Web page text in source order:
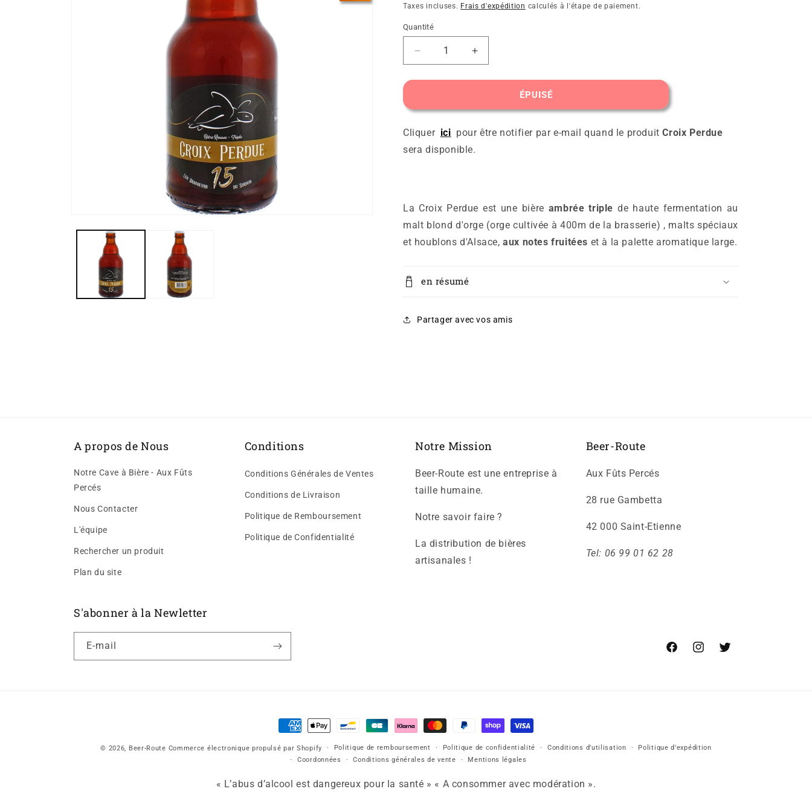
habituel
Taxes incluses. Frais d'expédition calculés à l'étape de paiement.
Quantité
Réduire
la
quantité
Croix
Augmenter
la
quantité
Croix
ÉPUISÉ
Cliquer ici pour être notifier par e-mail quand le produitCroix Perdue
sera disponible.
La Croix Perdue est une bière ambrée triple de haute fermentation au
malt blond d'orge (orge cultivée à 400m de la brasserie) , malts spéciaux
et houblons d'Alsace,aux notes fruitées et à la palette aromatique large.
en résumé
Partager avec vos amis
A propos de Nous
Notre Cave à Bière - Aux Fûts
Percés
Nous Contacter
L'équipe
Rechercher un produit
Plan du site
Conditions
Conditions Générales de Ventes
Conditions de Livraison
Politique de Remboursement
Politique de Confidentialité
Notre Mission
Beer-Route est une entreprise à
taille humaine.
Notre savoir faire ?
La distribution de bières
artisanales !
Beer-Route
Aux Fûts Percés
28 rue Gambetta
42 000 Saint-Etienne
Tel: 06 99 01 62 28
S'abonner à la Newletter
E-mail
FacebookInstagram
X
Moyens
de
paiement
© 2026, Beer-Route Commerce électronique propulsé par Shopify Politique de remboursement Politique de confidentialité Conditions d’utilisation
Politique d’expédition
Coordonnées
Conditions générales de vente Mentions légales
« L’abus d’alcool est dangereux pour la santé » « A consommer avec modération ».